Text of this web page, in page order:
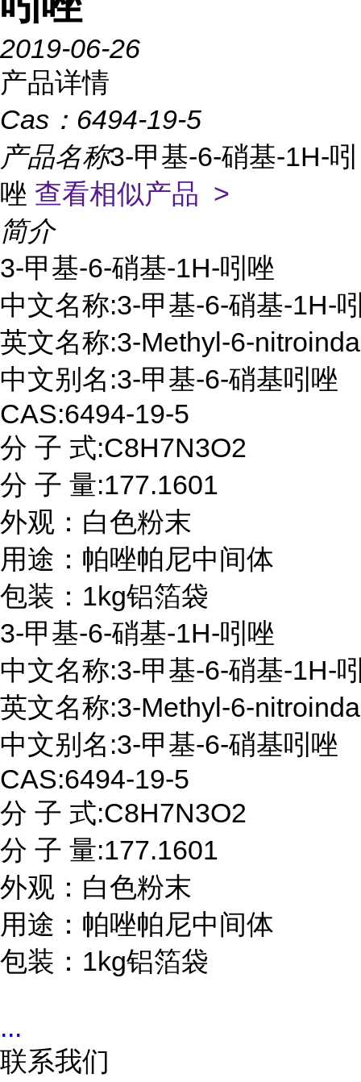
2019-06-26
产品详情
Cas： 6494-19-5
产品名称3-甲基-6-硝基-1H-吲
唑 查看相似产品 >
简介
3-甲基-6-硝基-1H-吲唑
中文名称:3-甲基-6-硝基-1H-
英文名称:3-Methyl-6-
中文别名:3-甲基-6-硝基吲唑
CAS:6494-19-5
分 子 式:C8H7N3O2
分 子 量:177.1601
外观：白色粉末
用途：帕唑帕尼中间体
包装：1kg铝箔袋
3-甲基-6-硝基-1H-吲唑
中文名称:3-甲基-6-硝基-1H-
英文名称:3-Methyl-6-
中文别名:3-甲基-6-硝基吲唑
CAS:6494-19-5
分 子 式:C8H7N3O2
分 子 量:177.1601
外观：白色粉末
用途：帕唑帕尼中间体
包装：1kg铝箔袋
...
联系我们